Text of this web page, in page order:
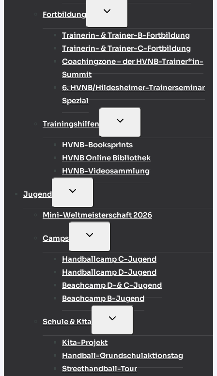
Fortbildung
UNTERMENÜ
Trainerin- & Trainer-B-Fortbildung
Trainerin- & Trainer-C-Fortbildung
Coachingzone – der HVNB-Trainer*in-
Summit
6. HVNB/Hildesheimer-Trainerseminar
Spezial
Trainingshilfen
UNTERMENÜ
HVNB-Booksprints
HVNB Online Bibliothek
HVNB-Videosammlung
Jugend
UNTERMENÜ
Mini-Weltmeisterschaft 2026
Camps
UNTERMENÜ
Handballcamp C-Jugend
Handballcamp D-Jugend
Beachcamp D-& C-Jugend
Beachcamp B-Jugend
Schule & Kita
UNTERMENÜ
Kita-Projekt
Handball-Grundschulaktionstag
Streethandball-Tour